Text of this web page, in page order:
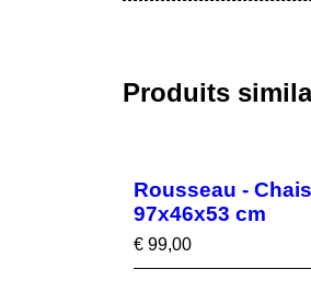
Produits
Rousseau -
97x46x53 cm
€ 99,00